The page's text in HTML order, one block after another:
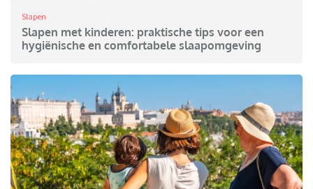
Slapen
Slapen met kinderen: praktische tips voor een
hygiënische en comfortabele slaapomgeving